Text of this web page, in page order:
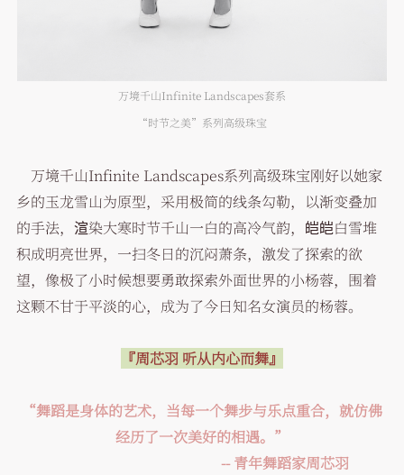
万境千山Infinite Landscapes套系
“时节之美”系列高级珠宝
万境千山Infinite Landscapes系列高级珠宝刚好以她家
乡的玉龙雪山为原型，采用极简的线条勾勒，以渐变叠加
的手法，渲染大寒时节千山一白的高冷气韵，皑皑白雪堆
积成明亮世界，一扫冬日的沉闷萧条，激发了探索的欲
望，像极了小时候想要勇敢探索外面世界的小杨蓉，围着
这颗不甘于平淡的心，成为了今日知名女演员的杨蓉。
『周芯羽 听从内心而舞』
“舞蹈是身体的艺术，当每一个舞步与乐点重合，就仿佛
经历了一次美好的相遇。”
-- 青年舞蹈家周芯羽